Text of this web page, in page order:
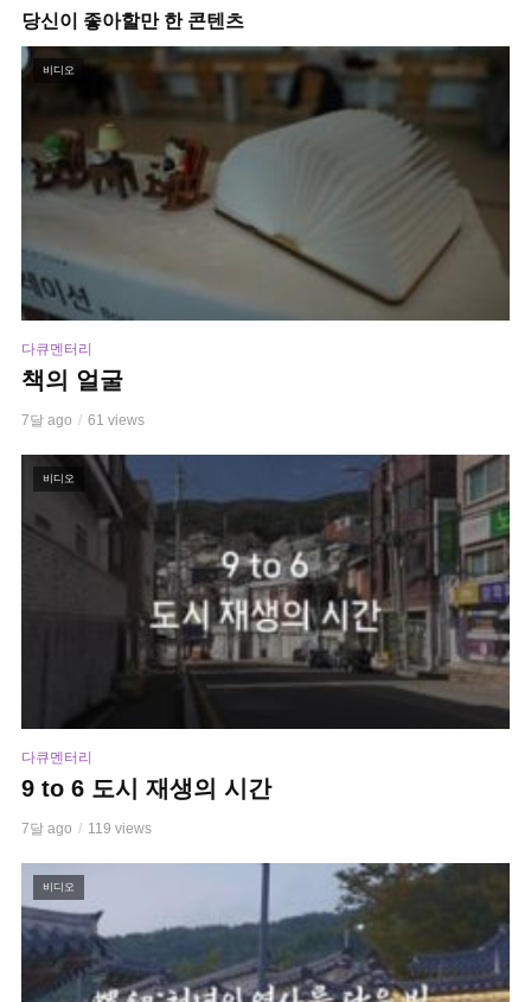
당신이 좋아할만 한 콘텐츠
비디오
다큐멘터리
책의 얼굴
7달 ago 61 views
비디오
다큐멘터리
9 to 6 도시 재생의 시간
7달 ago 119 views
비디오